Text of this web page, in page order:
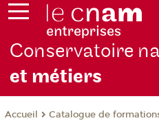
Conservatoire
et métiers
Accueil Catalogue de